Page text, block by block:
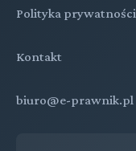
Polityka prywatności
Kontakt
biuro@e-prawnik.pl